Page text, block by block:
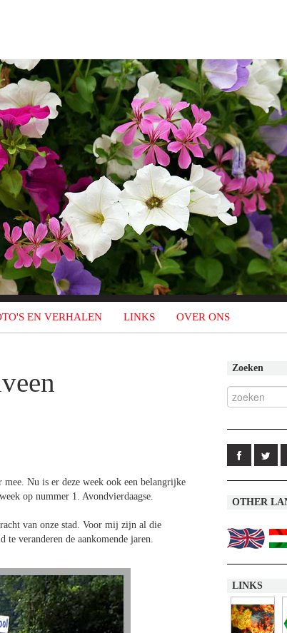
EN VERHALEN LINKS OVER ONS
Nu is er deze week ook een belangrijke
op nummer 1. Avondvierdaagse.
van onze stad. Voor mij zijn al die
veranderen de aankomende jaren.
Zoeken
OTHER
LINKS